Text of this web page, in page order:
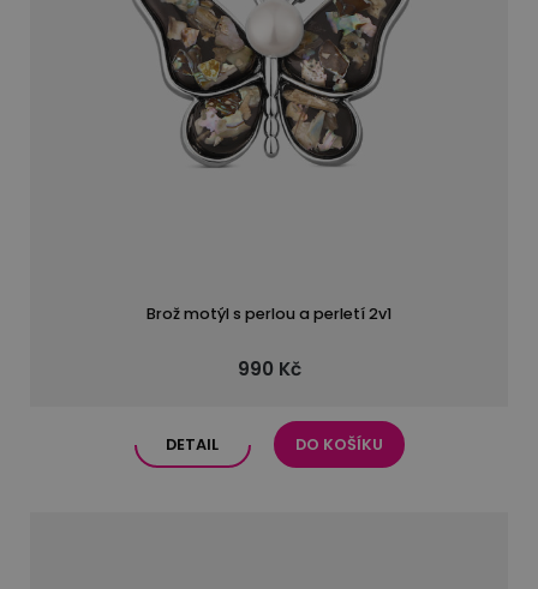
Brož motýl s perlou a perletí 2v1
990 Kč
DETAIL DO KOŠÍKU